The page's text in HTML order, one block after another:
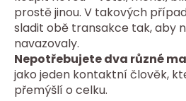
prostě jinou. V takových
sladit obě transakce tak, aby
navazovaly.
Nepotřebujete dva různé
jako jeden kontaktní člověk,
přemýšlí o celku.